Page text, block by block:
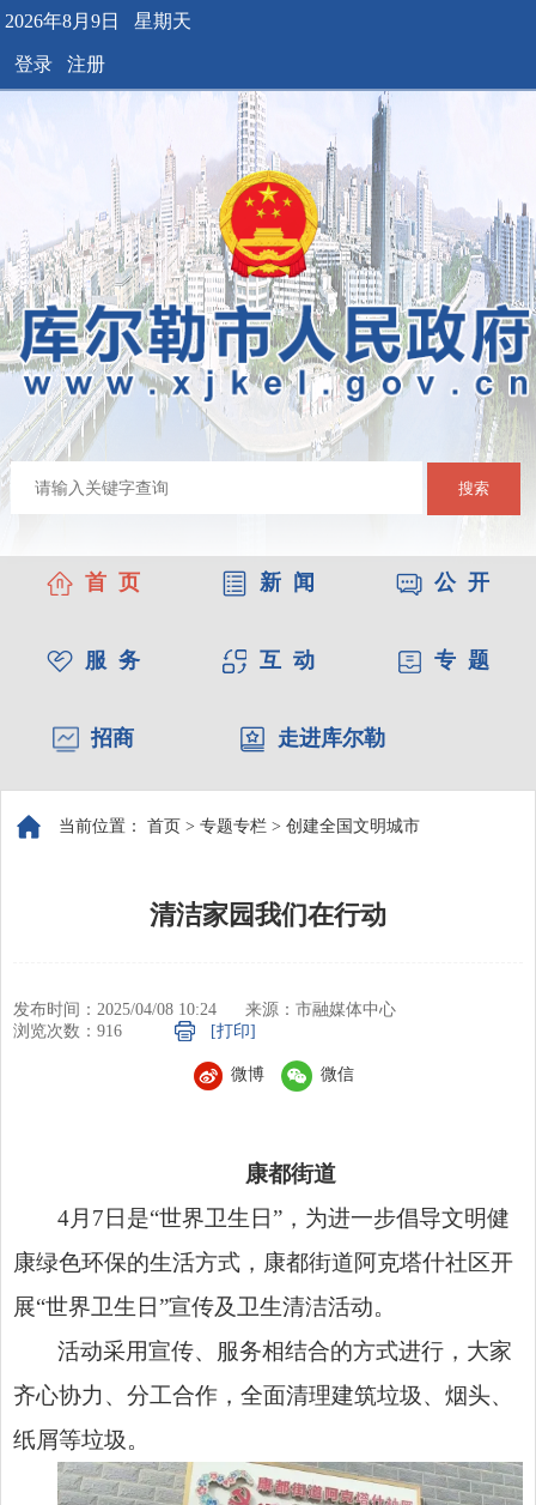
2026年8月9日 星期天
登录 注册
搜索
首 页 新 闻 公 开
服 务 互 动 专 题
招商 走进库尔勒
当前位置： 首页 > 专题专栏 > 创建全国文明城市
清洁家园我们在行动
发布时间：2025/04/08 10:24
来源：市融媒体中心
浏览次数： 916 [打印]
微博 微信
康都街道
4月7日是“世界卫生日”，为进一步倡导文明健
康绿色环保的生活方式，康都街道阿克塔什社区开
展“世界卫生日”宣传及卫生清洁活动。
活动采用宣传、服务相结合的方式进行，大家
齐心协力、分工合作，全面清理建筑垃圾、烟头、
纸屑等垃圾。